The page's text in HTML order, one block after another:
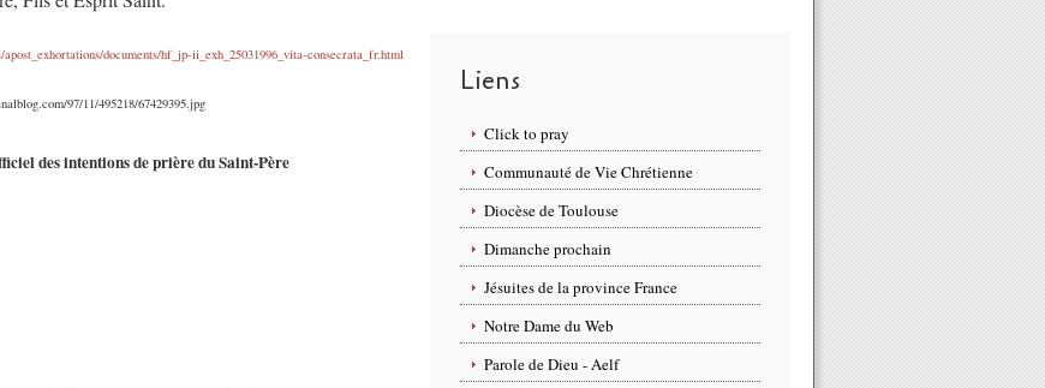
documents/hf_jp-ii_exh_25031996_vita-consecrata_fr.html
97/11/495218/67429395.jpg
des intentions de prière du Saint-Père
Liens
Click to pray
Communauté de Vie Chrétienne
Diocèse de Toulouse
Dimanche prochain
Jésuites de la province France
Notre Dame du Web
Parole de Dieu - Aelf